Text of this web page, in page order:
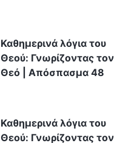
Καθημερινά λόγια του
Θεού: Γνωρίζοντας τον
Θεό | Απόσπασμα 48
Καθημερινά λόγια του
Θεού: Γνωρίζοντας τον